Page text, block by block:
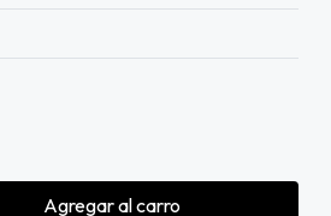
Agregaral carro